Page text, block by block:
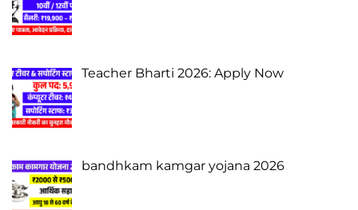
Teacher Bharti 2026: Apply Now
bandhkam kamgar yojana 2026